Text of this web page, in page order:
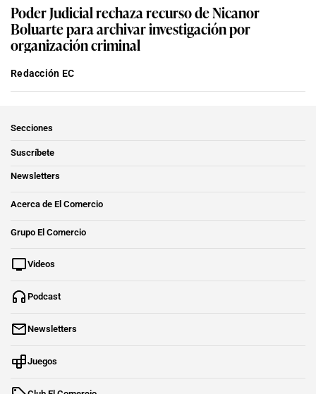
Poder Judicial rechaza recurso de Nicanor
Boluarte para archivar investigación por
organización criminal
Redacción EC
Secciones
Suscríbete
Newsletters
Acerca de El Comercio
Grupo El Comercio
Videos
Podcast
Newsletters
Juegos